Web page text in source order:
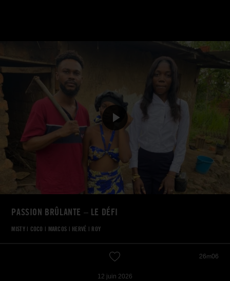
PASSION BRÛLANTE – LE DÉFI
MISTY| COCO | MARCOS | HERVÉ | ROY
26m06
12 juin 2026